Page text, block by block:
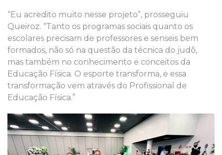
“Eu acredito muito nesse projeto”, prosseguiu
Queiroz. “Tanto os programas sociais quanto os
escolares precisam de professores e senseis bem
formados, não só na questão da técnica do judô,
mas também no conhecimento e conceitos da
Educação Física. O esporte transforma, e essa
transformação vem através do Profissional de
Educação Física.”